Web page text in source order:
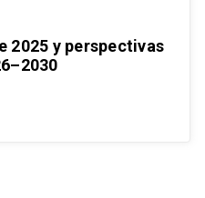
2025 y perspectivas